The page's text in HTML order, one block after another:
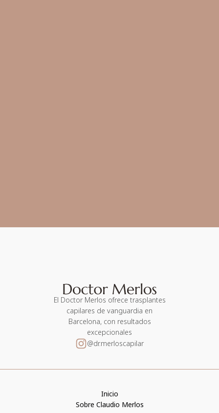
El Doctor Merlos ofrece trasplantes
capilares de vanguardia en
Barcelona, con resultados
excepcionales
@dr.merloscapilar
Inicio
Sobre Claudio Merlos